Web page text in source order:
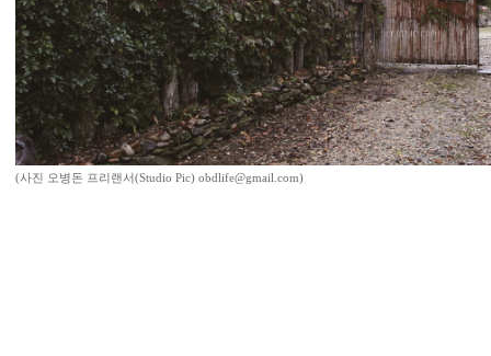
(사진 오병돈 프리랜서(Studio Pic) obdlife@gmail.com)